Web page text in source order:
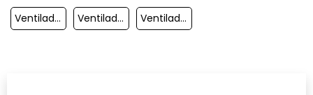
Ventilador Com água Ventilador Axial Ventilador Climatizador Umidificador